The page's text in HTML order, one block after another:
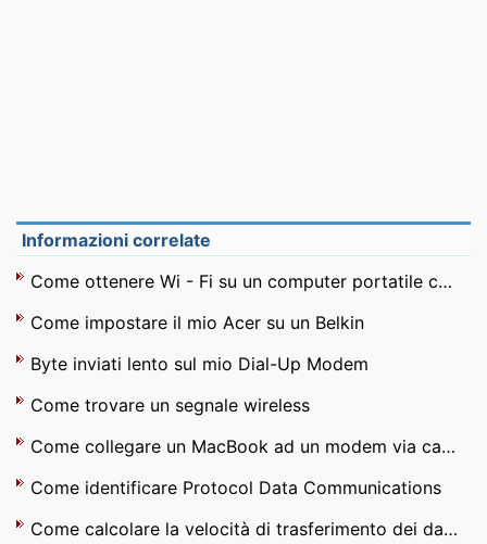
Informazioni correlate
Come ottenere Wi - Fi su un computer portatile che non dispone di connessione Wi-Fi
Come impostare il mio Acer su un Belkin
Byte inviati lento sul mio Dial-Up Modem
Come trovare un segnale wireless
Come collegare un MacBook ad un modem via cavo
Come identificare Protocol Data Communications
Come calcolare la velocità di trasferimento dei dati di un upload